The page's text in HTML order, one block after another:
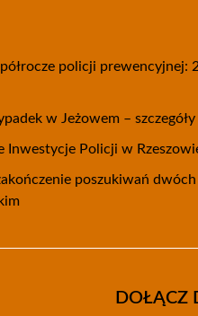
policji prewencyjnej:
w Jeżowem –
Inwestycje Policji w
poszukiwań
DOŁĄCZ